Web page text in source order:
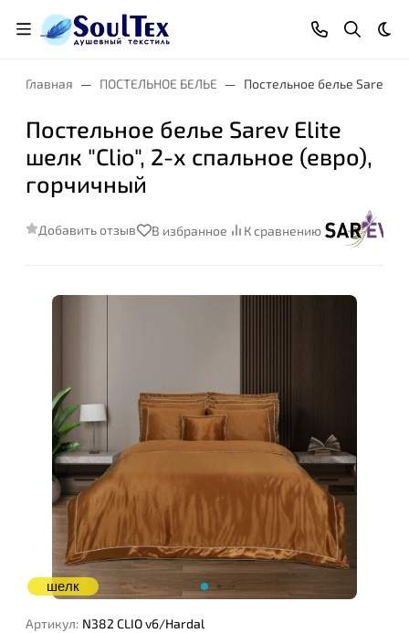
Главная ПОСТЕЛЬНОЕ БЕЛЬЕ Постельное белье Sarev
Постельное белье Sarev Elite
шелк "Clio", 2-х спальное (евро),
горчичный
Добавить отзыв В избранное К сравнению
шелк
Артикул: N382 CLIO v6/Hardal